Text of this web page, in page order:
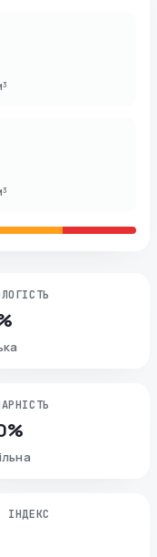
ІНДЕКС